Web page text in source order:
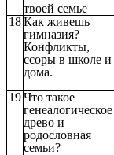
твоей семье
18Как живешь
гимназия?
Конфликты,
ссоры в школе и
дома.
19Что такое
генеалогическое
древо и
родословная
семьи?